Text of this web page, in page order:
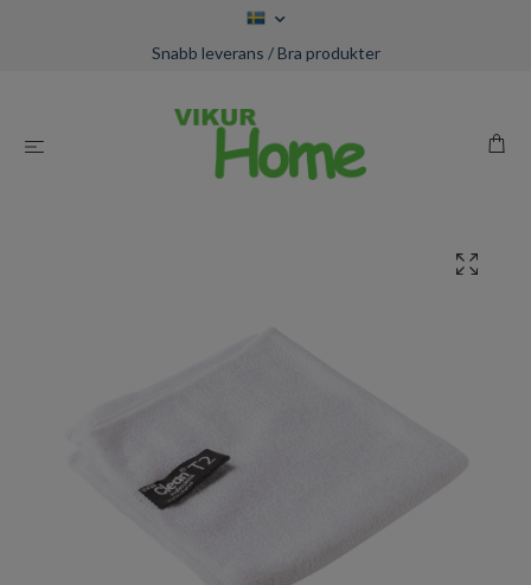
Snabb leverans / Bra produkter